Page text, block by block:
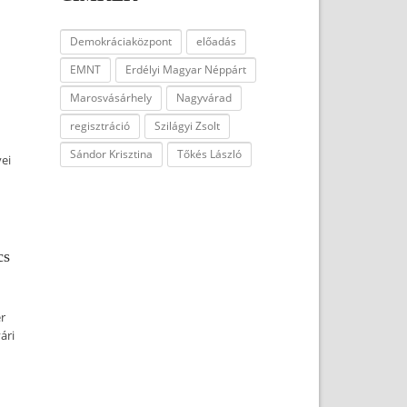
Demokráciaközpont
előadás
EMNT
Erdélyi Magyar Néppárt
Marosvásárhely
Nagyvárad
regisztráció
Szilágyi Zsolt
Sándor Krisztina
Tőkés László